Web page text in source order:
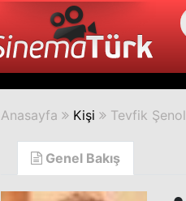
Anasayfa Kişi Tevfik Şenol
Genel Bakış